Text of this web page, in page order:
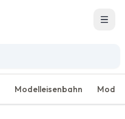
Menü
Modelleisenbahn